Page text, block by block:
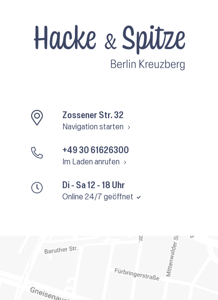
Di - Sa 12 - 18 Uhr
Online 24/7 geöffnet
Zossener Str. 32
Navigation starten
+49 30 61626300
Im Laden anrufen